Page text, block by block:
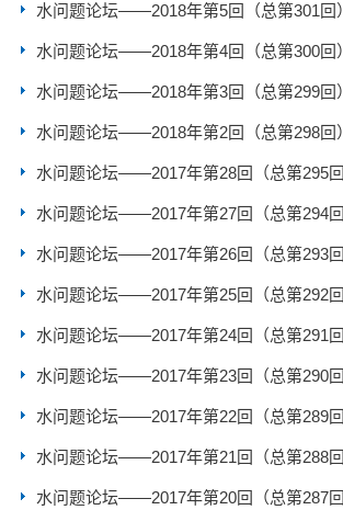
水问题论坛——2018年第5回（总第301回）
水问题论坛——2018年第4回（总第300回）
水问题论坛——2018年第3回（总第299回）
水问题论坛——2018年第2回（总第298回）
水问题论坛——2017年第28回（总第295回
水问题论坛——2017年第27回（总第294回
水问题论坛——2017年第26回（总第293回
水问题论坛——2017年第25回（总第292回
水问题论坛——2017年第24回（总第291回
水问题论坛——2017年第23回（总第290回
水问题论坛——2017年第22回（总第289回
水问题论坛——2017年第21回（总第288回
水问题论坛——2017年第20回（总第287回